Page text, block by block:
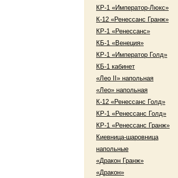
КР-1 «Император-Люкс»
К-12 «Ренессанс Гранж»
КР-1 «Ренессанс»
КБ-1 «Венеция»
КР-1 «Император Голд»
КБ-1 кабинет
«Лео II» напольная
«Лео» напольная
К-12 «Ренессанс Голд»
КР-1 «Ренессанс Голд»
КР-1 «Ренессанс Гранж»
Киевница-шаровница
напольные
«Дракон Гранж»
«Дракон»